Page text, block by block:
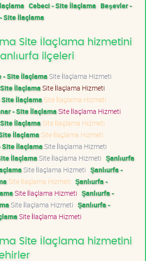
Cebeci - Site İlaçlama Beşevler -
Site İlaçlama
Site İlaçlama hizmetini
ilçeleri
- Site İlaçlamaSite İlaçlama Hizmeti
İlaçlamaSite İlaçlama Hizmeti
Site İlaçlama Site İlaçlama Hizmeti
- Site İlaçlamaSite İlaçlama Hizmeti
İlaçlama Site İlaçlama Hizmeti
İlaçlama Site İlaçlama Hizmeti
Site İlaçlamaSite İlaçlama Hizmeti
İlaçlamaSite İlaçlama Hizmeti Şanlıurfa
Site İlaçlama Hizmeti Şanlıurfa -
Site İlaçlama Hizmeti Şanlıurfa -
Site İlaçlama Hizmeti Şanlıurfa -
Site İlaçlama Hizmeti Şanlıurfa -
Site İlaçlama Hizmeti
Site İlaçlama hizmetini